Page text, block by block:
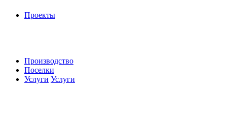
Проекты
Производство
Поселки
Услуги Услуги